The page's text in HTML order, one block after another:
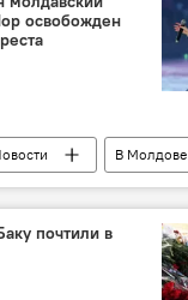
утопленник
освобожден
В Молдове
Шор
почтили в